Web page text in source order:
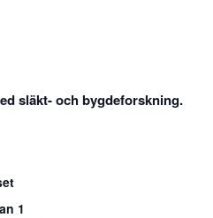
släkt- och bygdeforskning.
1